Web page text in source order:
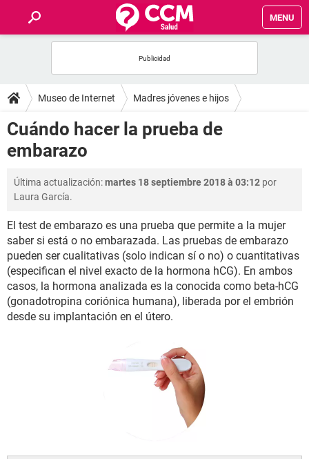
MENU
FOROS
SALUD
FAMILIA
NUTRICIÓN
BIENESTAR
SEXUALIDAD
GLOSARIO
Museo de Internet Madres jóvenes e hijos
Embarazo
Cuándo hacer la prueba de
embarazo
Última actualización:martes 18 septiembre 2018 à 03:12 por
Laura García.
El test de embarazo es una prueba que permite a la mujer
saber si está o no embarazada. Las pruebas de embarazo
pueden ser cualitativas (solo indican sí o no) o cuantitativas
(especifican el nivel exacto de la hormona hCG). En ambos
casos, la hormona analizada es la conocida como beta-hCG
(gonadotropina coriónica humana), liberada por el embrión
desde su implantación en el útero.